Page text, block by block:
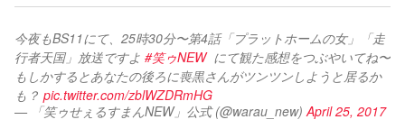
今夜もBS11にて、25時30分〜第4話「プラットホームの女」「走
行者天国」放送ですよ #笑ゥNEW
  にて観た感想をつぶやいてね〜
もしかするとあなたの後ろに喪黒さんがツンツンしようと居るか
も？ pic.twitter.com/zblWZDRmHG
— 「笑ゥせぇるすまんNEW」公式 (@warau_new)April 25, 2017